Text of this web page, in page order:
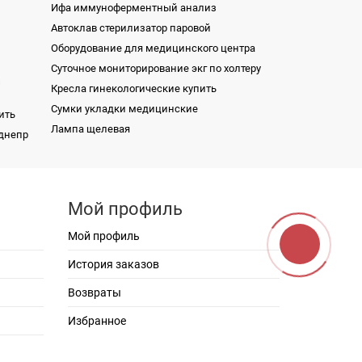
Ифа иммуноферментный анализ
Автоклав стерилизатор паровой
Оборудование для медицинского центра
Суточное мониторирование экг по холтеру
Кресла гинекологические купить
Сумки укладки медицинские
Лампа щелевая
2
Магнитно-резонансный томограф uMR 580
| Полностью цифровая система MR 1.5T
Ширма трисекционная МS-3-NATA SL
Магнитно-резонансный томограф uMR 570
| 70 см, апертура большого диаметра, 1,5Т
Монитор пациента ВМ800В
Master Medinstrus
Мой профиль
Мой профиль
История заказов
Возвраты
Избранное